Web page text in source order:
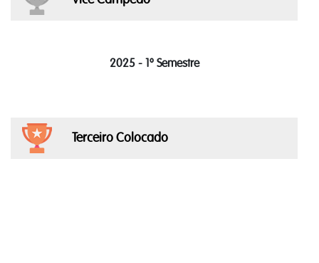
2025 - 1º Semestre
Terceiro Colocado